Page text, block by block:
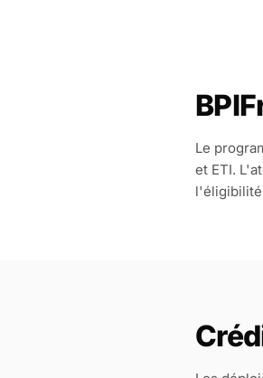
Le
et ETI.
l'éligibilité